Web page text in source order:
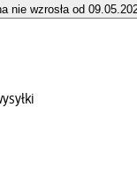
nie wzrosła od